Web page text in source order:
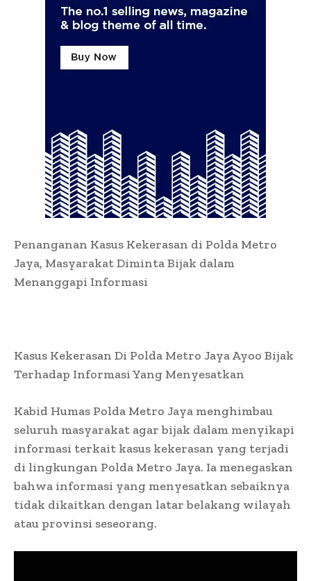
Penanganan Kasus Kekerasan di Polda Metro
Jaya, Masyarakat Diminta Bijak dalam
Menanggapi Informasi
Kasus Kekerasan Di Polda Metro Jaya Ayoo Bijak
Terhadap Informasi Yang Menyesatkan
Kabid Humas Polda Metro Jaya menghimbau
seluruh masyarakat agar bijak dalam menyikapi
informasi terkait kasus kekerasan yang terjadi
di lingkungan Polda Metro Jaya. Ia menegaskan
bahwa informasi yang menyesatkan sebaiknya
tidak dikaitkan dengan latar belakang wilayah
atau provinsi seseorang.